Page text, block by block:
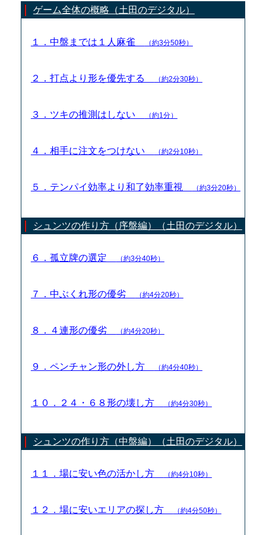
ゲーム全体の概略（土田のデジタル）
１．中盤までは１人麻雀 （約3分50秒）
２．打点より形を優先する （約2分30秒）
３．ツキの推測はしない （約1分）
４．相手に注文をつけない （約2分10秒）
５．テンパイ効率より和了効率重視 （約3分20秒）
シュンツの作り方（序盤編）（土田のデジタル）
６．孤立牌の選定 （約3分40秒）
７．中ぶくれ形の優劣 （約4分20秒）
８．４連形の優劣 （約4分20秒）
９．ペンチャン形の外し方 （約4分40秒）
１０．２４・６８形の壊し方 （約4分30秒）
シュンツの作り方（中盤編）（土田のデジタル）
１１．場に安い色の活かし方 （約4分10秒）
１２．場に安いエリアの探し方 （約4分50秒）